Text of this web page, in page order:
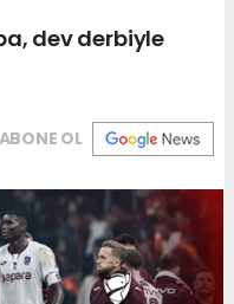
dev derbiyle
ABONE OL